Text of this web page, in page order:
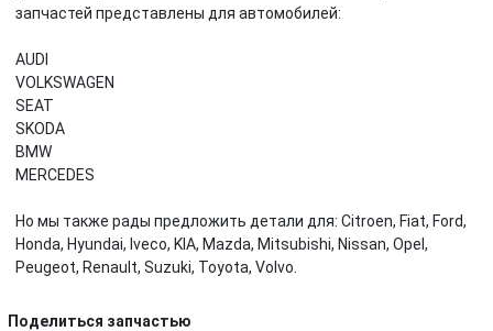
запчастей представлены для автомобилей:
AUDI
VOLKSWAGEN
SEAT
SKODA
BMW
MERCEDES
Но мы также рады предложить детали для: Citroen, Fiat, Ford,
Honda, Hyundai, Iveco, KIA, Mazda, Mitsubishi, Nissan, Opel,
Peugeot, Renault, Suzuki, Toyota, Volvo.
Поделиться запчастью